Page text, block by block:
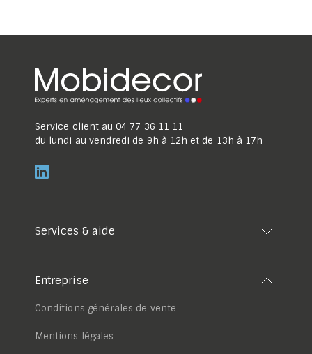
Service client au 04 77 36 11 11
du lundi au vendredi de 9h à 12h et de 13h à 17h
Services & aide
Entreprise
Conditions générales de vente
Mentions légales